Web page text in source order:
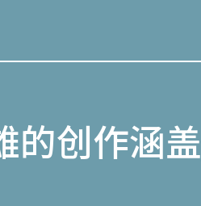
的创作涵盖